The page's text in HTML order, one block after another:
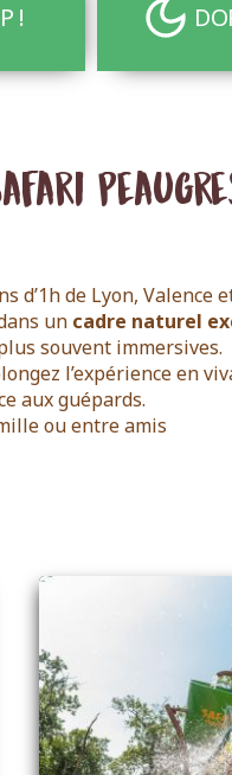
!
d’1h de Lyon, Valence
uncadre naturel
souvent immersives.
l’expérience en
aux guépards.
ou entre amis